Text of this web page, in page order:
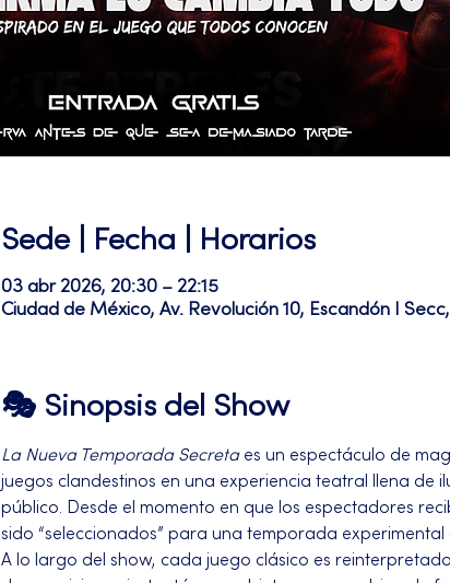
Sede | Fecha | Horarios
03 abr 2026, 20:30 – 22:15
Ciudad de México, Av. Revolución 10, Escandón I
🎭 Sinopsis del Show
La Nueva Temporada Secreta es un espectáculo de
juegos clandestinos en una experiencia teatral llena de
público. Desde el momento en que los espectadores
sido “seleccionados” para una temporada experimental
A lo largo del show, cada juego clásico es